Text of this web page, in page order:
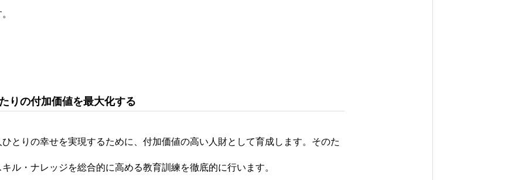
りの付加価値を最大化する
とりの幸せを実現するために、付加価値の高い人財として育成します。そのた
ル・ナレッジを総合的に高める教育訓練を徹底的に行います。